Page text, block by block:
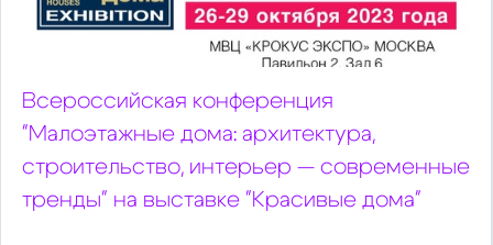
Всероссийская конференция
"Малоэтажные дома: архитектура,
строительство, интерьер — современные
тренды" на выставке "Красивые дома"